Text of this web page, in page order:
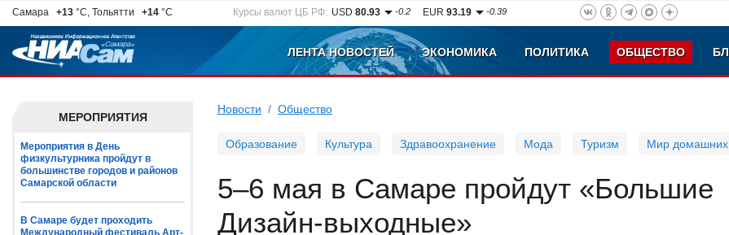
Самара +13 °C, Тольятти +14 °C Курсы валют ЦБ РФ: USD80.93 -0.2 EUR93.19 -0.39
ЛЕНТА НОВОСТЕЙ ЭКОНОМИКА ПОЛИТИКА ОБЩЕСТВО
МЕРОПРИЯТИЯ
Мероприятия в День
физкультурника пройдут в
большинстве городов и районов
Самарской области
В Самаре будет проходить
Международный фестиваль Арт-
Новости Общество
Образование Культура Здравоохранение Мода Туризм Мир домашних
5–6 мая в Самаре пройдут «Большие
Дизайн-выходные»